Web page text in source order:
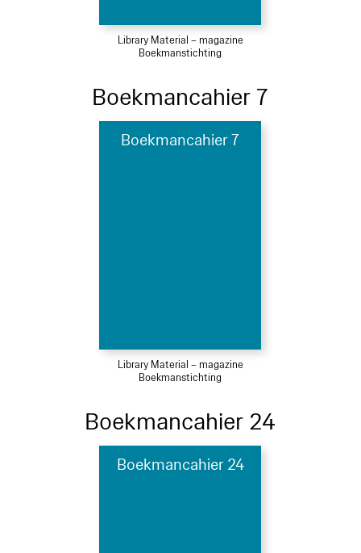
Library Material – magazine
Boekmanstichting
Boekmancahier 7
Boekmancahier 7
Library Material – magazine
Boekmanstichting
Boekmancahier 24
Boekmancahier 24